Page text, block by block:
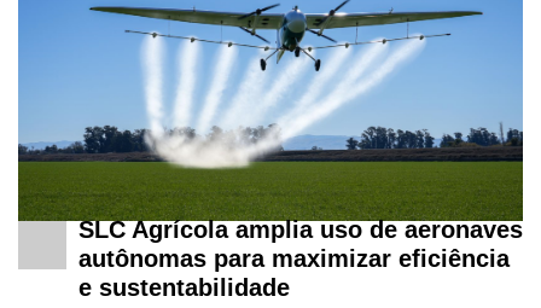
SLC Agrícola amplia uso de aeronaves
autônomas para maximizar eficiência
e sustentabilidade